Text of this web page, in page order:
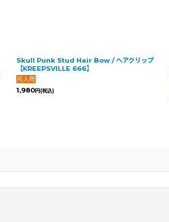
Skull Punk Stud Hair Bow / ヘアクリップ
【KREEPSVILLE 666】
1,980円 (税込)